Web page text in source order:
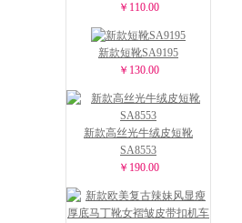
￥110.00
新款短靴SA9195
￥130.00
新款高丝光牛绒皮短靴
SA8553
￥190.00